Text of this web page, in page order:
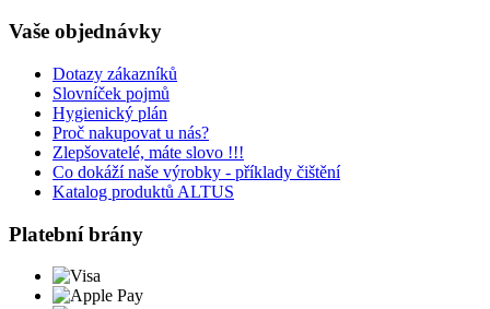
Vaše objednávky
Dotazy zákazníků
Slovníček pojmů
Hygienický plán
Proč nakupovat u nás?
Zlepšovatelé, máte slovo !!!
Co dokáží naše výrobky - příklady čištění
Katalog produktů ALTUS
Platební brány